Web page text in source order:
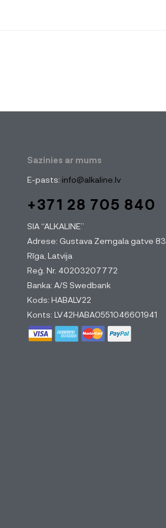
Sazinies ar mums
E-pasts: info@alkaline.lv
+371 28 705 840
SIA “ALKALINE”
Adrese: Gustava Zemgala gatve 83,
Rīga, Latvija
Reģ. Nr. 40203207772
Banka: A/S Swedbank
Kods: HABALV22
Konts: LV42HABA0551046601941